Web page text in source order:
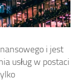
i jest
usług w postaci